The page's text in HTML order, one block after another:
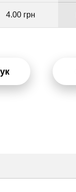
4.00 грн